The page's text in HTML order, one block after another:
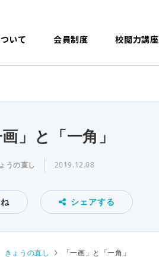
いて 会員制度 校閲力講座
画」と「一角」
うの直し 2019.12.08
シェアする
きょうの直し 「一画」と「一角」